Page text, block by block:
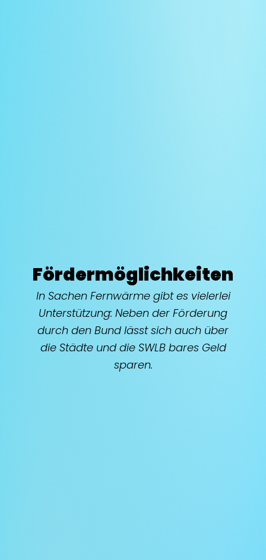
Fördermöglich­keiten
In Sachen Fernwärme gibt es vielerlei
Unterstützung: Neben der Förderung
durch den Bund lässt sich auch über
die Städte und die SWLB bares Geld
sparen.